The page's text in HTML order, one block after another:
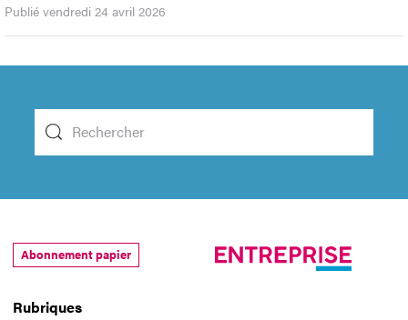
Publié vendredi 24 avril 2026
Rubriques
Abonnement papier